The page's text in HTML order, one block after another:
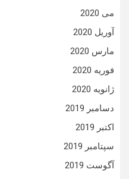
می 2020
آوریل 2020
مارس 2020
فوریه 2020
ژانویه 2020
دسامبر 2019
اکتبر 2019
سپتامبر 2019
آگوست 2019